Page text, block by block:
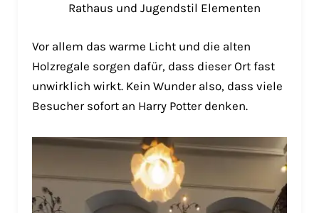
Rathaus und Jugendstil Elementen
Vor allem das warme Licht und die alten
Holzregale sorgen dafür, dass dieser Ort fast
unwirklich wirkt. Kein Wunder also, dass viele
Besucher sofort an Harry Potter denken.